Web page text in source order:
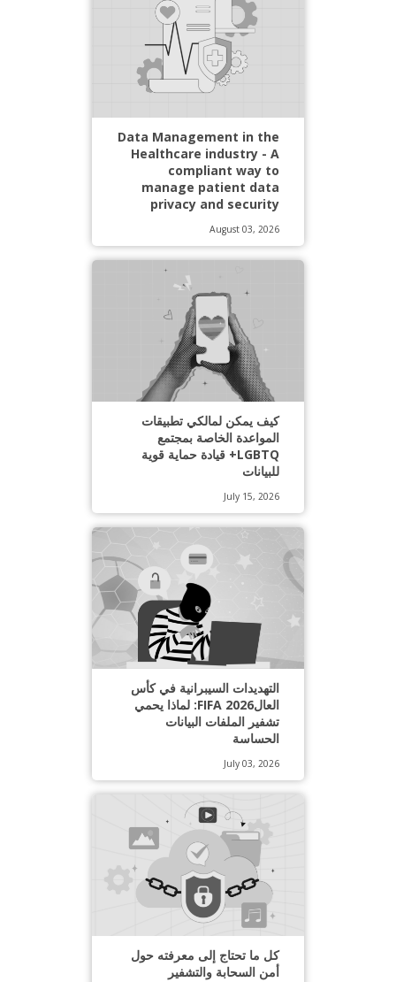
Data Management in the
Healthcare industry - A
compliant way to
manage patient data
privacy and security
August 03, 2026
كيف يمكن لمالكي تطبيقات
المواعدة الخاصة بمجتمع
LGBTQ+ قيادة حماية قوية
للبيانات
July 15, 2026
التهديدات السيبرانية في كأس
العالFIFA 2026: لماذا يحمي
تشفير الملفات البيانات
الحساسة
July 03, 2026
كل ما تحتاج إلى معرفته حول
أمن السحابة والتشفير